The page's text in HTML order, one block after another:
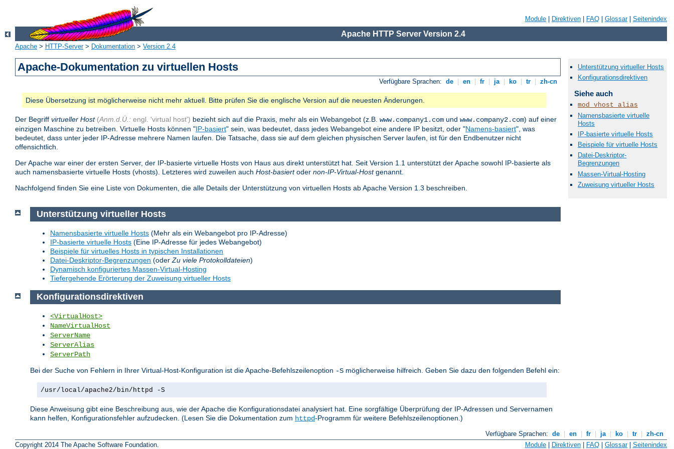
Module Direktiven FAQ Glossar| Seitenindex
Apache HTTP Server Version 2.4
Apache > HTTP-Server> Dokumentation > Version 2.4
Apache-Dokumentation zu virtuellen Hosts
Verfügbare Sprachen: de en fr ja ko tr zh-cn
Diese Übersetzung ist möglicherweise nicht mehr aktuell. Bitte prüfen Sie die englische Version auf die neuesten Änderungen.
Der Begriff virtueller Host (Anm.d.Ü.: engl. 'virtual host') bezieht sich auf die Praxis, mehr als ein Webangebot (z.B. www.company1.com und www.company2.com) auf einer
einzigen Maschine zu betreiben. Virtuelle Hosts können "IP-basiert" sein, was bedeutet, dass jedes Webangebot eine andere IP besitzt, oder "Namens-basiert", was
bedeutet, dass unter jeder IP-Adresse mehrere Namen laufen. Die Tatsache, dass sie auf dem gleichen physischen Server laufen, ist für den Endbenutzer nicht
offensichtlich.
Der Apache war einer der ersten Server, der IP-basierte virtuelle Hosts von Haus aus direkt unterstützt hat. Seit Version 1.1 unterstützt der Apache sowohl IP-basierte als
auch namensbasierte virtuelle Hosts (vhosts). Letzteres wird zuweilen auch Host-basiertoder non-IP-Virtual-Hostgenannt.
Nachfolgend finden Sie eine Liste von Dokumenten, die alle Details der Unterstützung von virtuellen Hosts ab Apache Version 1.3 beschreiben.
Unterstützung virtueller Hosts
Konfigurationsdirektiven
Siehe auch
mod_vhost_alias
Namensbasierte virtuelle
Hosts
IP-basierte virtuelle Hosts
Beispiele für virtuelle Hosts
Datei-Deskriptor-
Begrenzungen
Massen-Virtual-Hosting
Zuweisung virtueller Hosts
Unterstützung virtueller Hosts
Namensbasierte virtuelle Hosts (Mehr als ein Webangebot pro IP-Adresse)
IP-basierte virtuelle Hosts (Eine IP-Adresse für jedes Webangebot)
Beispiele für virtuelles Hosts in typischen Installationen
Datei-Deskriptor-Begrenzungen (oder Zu viele Protokolldateien)
Dynamisch konfiguriertes Massen-Virtual-Hosting
Tiefergehende Erörterung der Zuweisung virtueller Hosts
Konfigurationsdirektiven
<VirtualHost>
NameVirtualHost
ServerName
ServerAlias
ServerPath
Bei der Suche von Fehlern in Ihrer Virtual-Host-Konfiguration ist die Apache-Befehlszeilenoption -S möglicherweise hilfreich. Geben Sie dazu den folgenden Befehl ein:
/usr/local/apache2/bin/httpd -S
Diese Anweisung gibt eine Beschreibung aus, wie der Apache die Konfigurationsdatei analysiert hat. Eine sorgfältige Überprüfung der IP-Adressen und Servernamen
kann helfen, Konfigurationsfehler aufzudecken. (Lesen Sie die Dokumentation zum httpd-Programm für weitere Befehlszeilenoptionen.)
Verfügbare Sprachen: de en fr ja ko tr
zh-cn
Copyright 2014 The Apache Software Foundation.
Module Direktiven FAQ Glossar| Seitenindex